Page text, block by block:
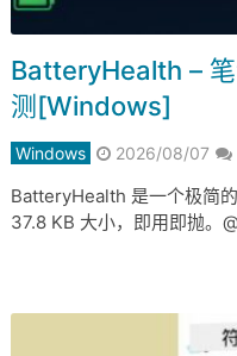
BatteryHealth –
测[Windows]
Windows 2026/08/07
BatteryHealth 是一个极简
37.8 KB 大小，即用即抛